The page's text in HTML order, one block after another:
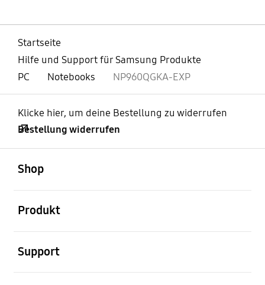
Startseite
Hilfe und Support für Samsung Produkte
PC
Notebooks NP960QGKA-EXP
Klicke hier, um deine Bestellung zu widerrufen
Bestellung widerrufen
Shop
Produkt
Support